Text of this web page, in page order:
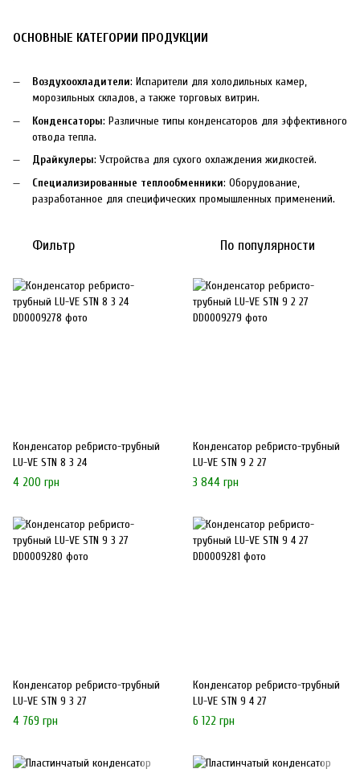
ОСНОВНЫЕ КАТЕГОРИИ ПРОДУКЦИИ
Воздухоохладители: Испарители для холодильных камер,
морозильных складов, а также торговых витрин.
Конденсаторы: Различные типы конденсаторов для эффективного
отвода тепла.
Драйкулеры: Устройства для сухого охлаждения жидкостей.
Специализированные теплообменники: Оборудование,
разработанное для специфических промышленных применений.
Фильтр По популярности
Конденсатор ребристо-трубный
LU-VE STN 8 3 24
4 200 грн
Конденсатор ребристо-трубный
LU-VE STN 9 2 27
3 844 грн
Конденсатор ребристо-трубный
LU-VE STN 9 3 27
4 769 грн
Конденсатор ребристо-трубный
LU-VE STN 9 4 27
6 122 грн